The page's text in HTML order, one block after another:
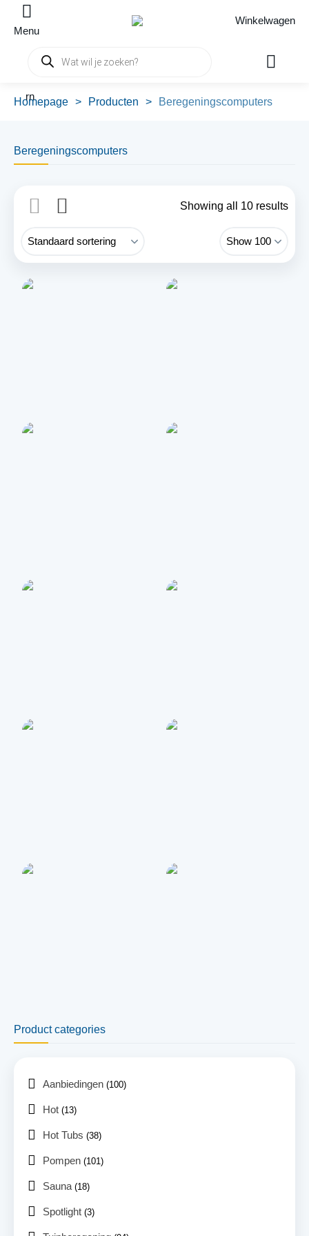
Menu
Winkelwagen
Producten
zoeken
rn
Homepage > Producten > Beregeningscomputers
Beregeningscomputers
Showing all 10 results
Product categories
Aanbiedingen (100)
Hot (13)
Hot Tubs (38)
Pompen (101)
Sauna (18)
Spotlight (3)